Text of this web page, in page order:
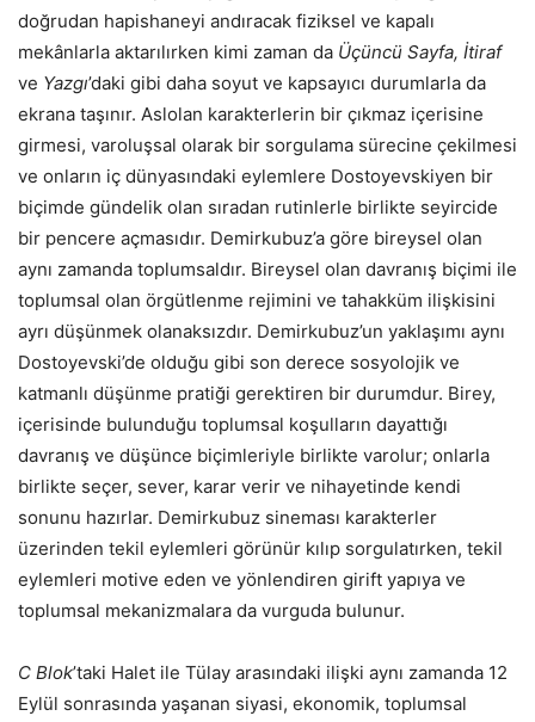
doğrudan hapishaneyi andıracak fiziksel ve kapalı
mekânlarla aktarılırken kimi zaman da Üçüncü Sayfa, İtiraf
ve Yazgı’daki gibi daha soyut ve kapsayıcı durumlarla da
ekrana taşınır. Aslolan karakterlerin bir çıkmaz içerisine
girmesi, varoluşsal olarak bir sorgulama sürecine çekilmesi
ve onların iç dünyasındaki eylemlere Dostoyevskiyen bir
biçimde gündelik olan sıradan rutinlerle birlikte seyircide
bir pencere açmasıdır. Demirkubuz’a göre bireysel olan
aynı zamanda toplumsaldır. Bireysel olan davranış biçimi ile
toplumsal olan örgütlenme rejimini ve tahakküm ilişkisini
ayrı düşünmek olanaksızdır. Demirkubuz’un yaklaşımı aynı
Dostoyevski’de olduğu gibi son derece sosyolojik ve
katmanlı düşünme pratiği gerektiren bir durumdur. Birey,
içerisinde bulunduğu toplumsal koşulların dayattığı
davranış ve düşünce biçimleriyle birlikte varolur; onlarla
birlikte seçer, sever, karar verir ve nihayetinde kendi
sonunu hazırlar. Demirkubuz sineması karakterler
üzerinden tekil eylemleri görünür kılıp sorgulatırken, tekil
eylemleri motive eden ve yönlendiren girift yapıya ve
toplumsal mekanizmalara da vurguda bulunur.
C Blok’taki Halet ile Tülay arasındaki ilişki aynı zamanda 12
Eylül sonrasında yaşanan siyasi, ekonomik, toplumsal